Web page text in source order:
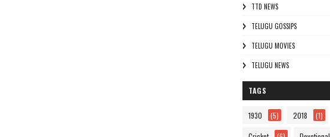
TTD NEWS
TELUGU GOSSIPS
TELUGU MOVIES
TELUGU NEWS
TAGS
1930 (5) 2018 (1)